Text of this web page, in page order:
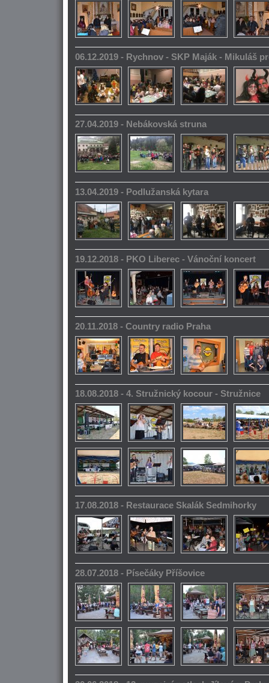
06.12.2019 - Rychnov - SKP Maják - Mikuláš
27.04.2019 - Nebákovská struna
13.04.2019 - Podlužanská kytara
19.12.2018 - PKO Liberec - Vánoční koncert
20.11.2018 - Country radio Praha
18.08.2018 - 4. Stružnický kocour - Stružnice
17.08.2018 - Restaurace Skalák Sedmihorky
28.07.2018 - Písečáky Příšovice